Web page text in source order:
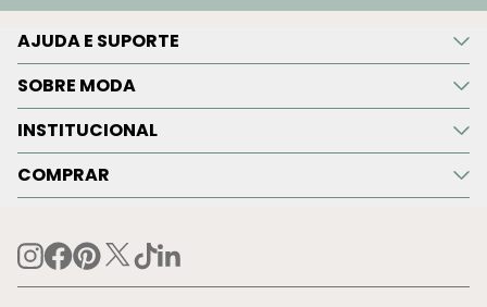
AJUDA E SUPORTE
SOBRE MODA
INSTITUCIONAL
COMPRAR